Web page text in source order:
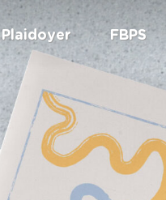
Plaidoyer FBPS